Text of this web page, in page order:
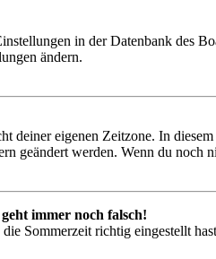
in der Datenbank des
ändern.
deiner eigenen Zeitzone. In
geändert werden. Wenn du noch
immer noch falsch!
Sommerzeit richtig eingestellt